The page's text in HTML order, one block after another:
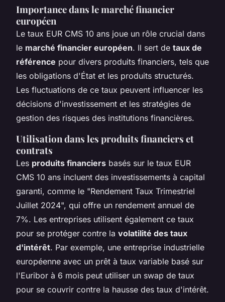
Importance dans le marché financier
européen
Le taux EUR CMS 10 ans joue un rôle crucial dans
le marché financier européen. Il sert de taux de
référence pour divers produits financiers, tels que
les obligations d'État et les produits structurés.
Les fluctuations de ce taux peuvent influencer les
décisions d'investissement et les stratégies de
gestion des risques des institutions financières.
Utilisation dans les produits financiers et
contrats
Les produits financiers basés sur le taux EUR
CMS 10 ans incluent des investissements à capital
garanti, comme le "Rendement Taux Trimestriel
Juillet 2024", qui offre un rendement annuel de
7%. Les entreprises utilisent également ce taux
pour se protéger contre la volatilité des taux
d'intérêt. Par exemple, une entreprise industrielle
européenne avec un prêt à taux variable basé sur
l'Euribor à 6 mois peut utiliser un swap de taux
pour se couvrir contre la hausse des taux d'intérêt.